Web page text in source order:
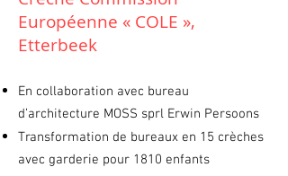
Européenne « COLE »,
Etterbeek
En collaboration avec bureau
d’architecture MOSS sprl Erwin Persoons
Transformation de bureaux en 15 crèches
avec garderie pour 1810 enfants